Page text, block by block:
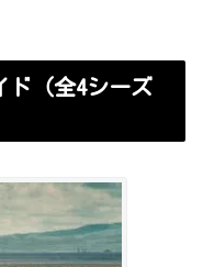
ド（全4シーズ